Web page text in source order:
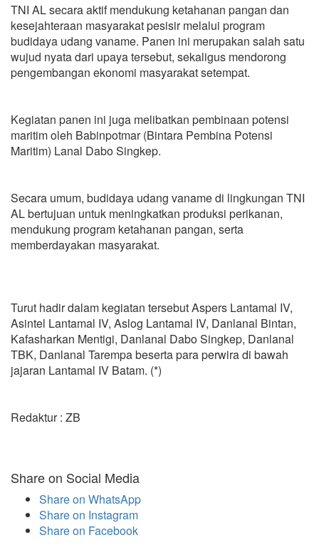
TNI AL secara aktif mendukung ketahanan pangan dan
kesejahteraan masyarakat pesisir melalui program
budidaya udang vaname. Panen ini merupakan salah satu
wujud nyata dari upaya tersebut, sekaligus mendorong
pengembangan ekonomi masyarakat setempat.
Kegiatan panen ini juga melibatkan pembinaan potensi
maritim oleh Babinpotmar (Bintara Pembina Potensi
Maritim) Lanal Dabo Singkep.
Secara umum, budidaya udang vaname di lingkungan TNI
AL bertujuan untuk meningkatkan produksi perikanan,
mendukung program ketahanan pangan, serta
memberdayakan masyarakat.
Turut hadir dalam kegiatan tersebut Aspers Lantamal IV,
Asintel Lantamal IV, Aslog Lantamal IV, Danlanal Bintan,
Kafasharkan Mentigi, Danlanal Dabo Singkep, Danlanal
TBK, Danlanal Tarempa beserta para perwira di bawah
jajaran Lantamal IV Batam. (*)
Redaktur : ZB
Share on Social Media
Share on WhatsApp
Share on Instagram
Share on Facebook